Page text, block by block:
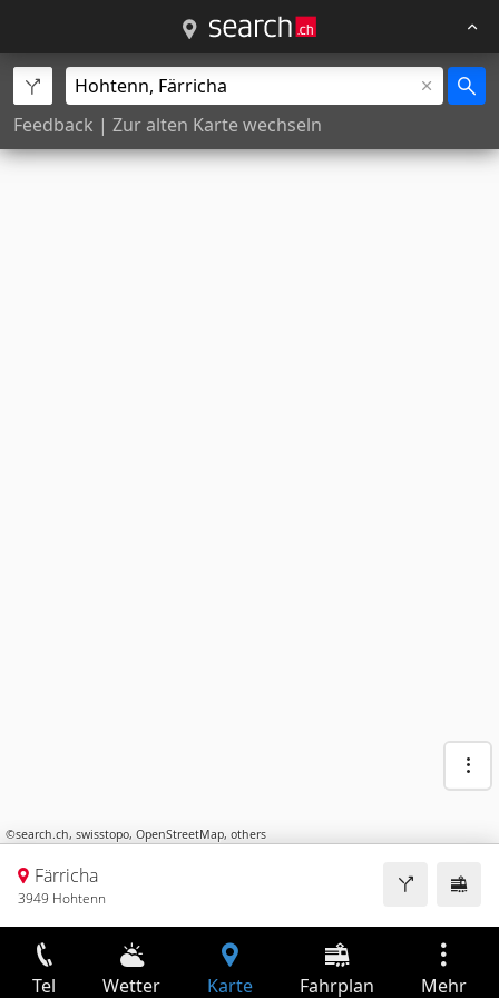
Feedback | Zur alten Karte wechseln
©search.ch, swisstopo, OpenStreetMap, others
Färricha
3949 Hohtenn
Tel Wetter Karte Fahrplan Mehr